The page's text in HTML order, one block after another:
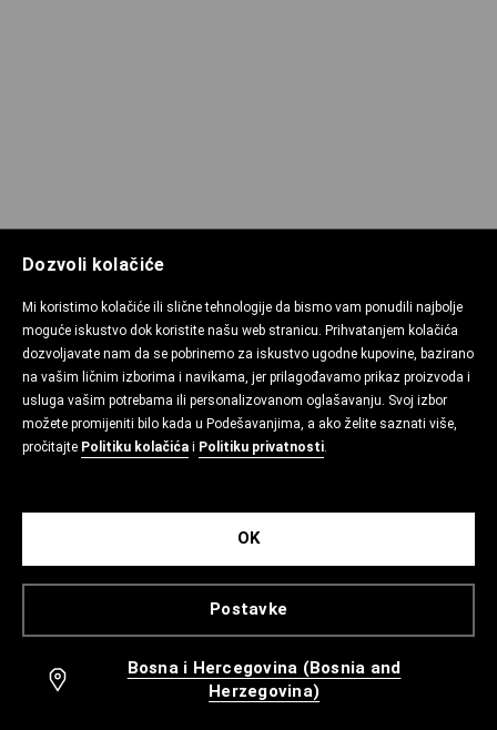
Dozvoli kolačiće
Mi koristimo kolačiće ili slične tehnologije da bismo vam ponudili najbolje
moguće iskustvo dok koristite našu web stranicu. Prihvatanjem kolačića
dozvoljavate nam da se pobrinemo za iskustvo ugodne kupovine, bazirano
na vašim ličnim izborima i navikama, jer prilagođavamo prikaz proizvoda i
usluga vašim potrebama ili personalizovanom oglašavanju. Svoj izbor
možete promijeniti bilo kada u Podešavanjima, a ako želite saznati više,
pročitajte Politiku kolačića i Politiku privatnosti.
Postavke
OK
Bosna i Hercegovina (Bosnia and
Herzegovina)